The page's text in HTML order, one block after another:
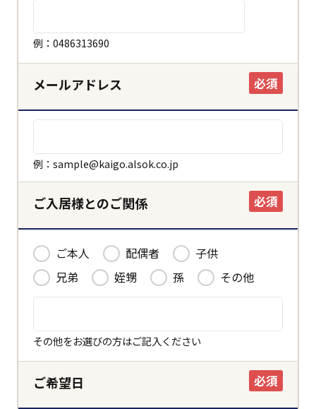
例：0486313690
メールアドレス 必須
例：sample@kaigo.alsok.co.jp
ご入居様とのご関係 必須
ご本人 配偶者
子供
兄弟
姪甥 孫 その他
その他をお選びの方はご記入ください
ご希望日 必須